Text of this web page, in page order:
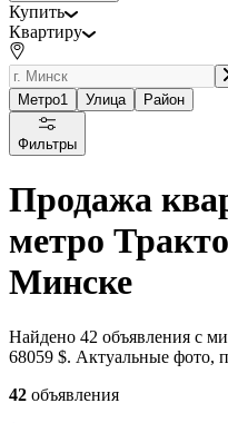
Купить
Квартиру
Метро1 Улица Район
Фильтры
Продажа
метро
Минске
Найдено 42 объявления с
68059 $. Актуальные фото,
42 объявления